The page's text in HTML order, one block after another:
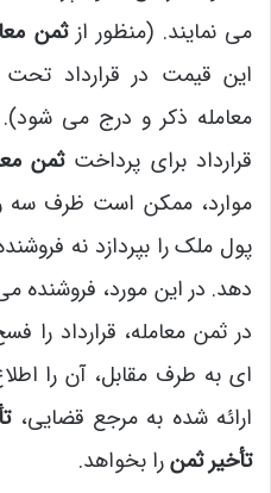
می نمایند. (منظور ازثمن
این قیمت در قرارداد تحت
معامله ذکر و درج می
قرارداد برای پرداختثمن
موارد، ممکن است ظرف سه
پول ملک را بپردازد نه
دهد. در این مورد، فروشنده می
در ثمن معامله، قرارداد را
ای به طرف مقابل، آن را
ارائه شده به مرجع قضایی،
تأخیر ثمنرا بخواهد.